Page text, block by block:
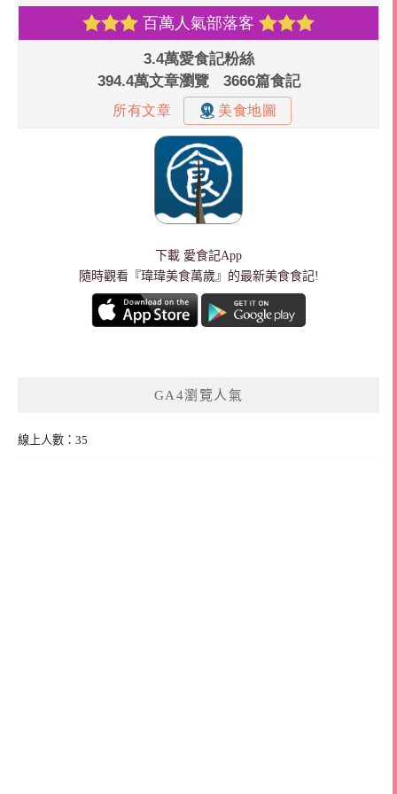
下載 愛食記App
隨時觀看『瑋瑋美食萬歲』的最新美食食記!
GA4瀏覽人氣
線上人數：35